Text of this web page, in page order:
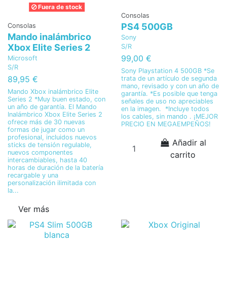
Fuera de stock
Consolas
Mando inalámbrico
Xbox Elite Series 2
Microsoft
S/R
89,95 €
Mando Xbox inalámbrico Elite
Series 2 *Muy buen estado, con
un año de garantía. El Mando
Inalámbrico Xbox Elite Series 2
ofrece más de 30 nuevas
formas de jugar como un
profesional, incluidos nuevos
sticks de tensión regulable,
nuevos componentes
intercambiables, hasta 40
horas de duración de la batería
recargable y una
personalización ilimitada con
la...
Ver más
Consolas
PS4 500GB
Sony
S/R
99,00 €
Sony Playstation 4 500GB *Se
trata de un artículo de segunda
mano, revisado y con un año de
garantía. *Es posible que tenga
señales de uso no apreciables
en la imagen. *Incluye todos
los cables, sin mando . ¡MEJOR
PRECIO EN MEGAEMPEÑOS!
Añadir al
carrito